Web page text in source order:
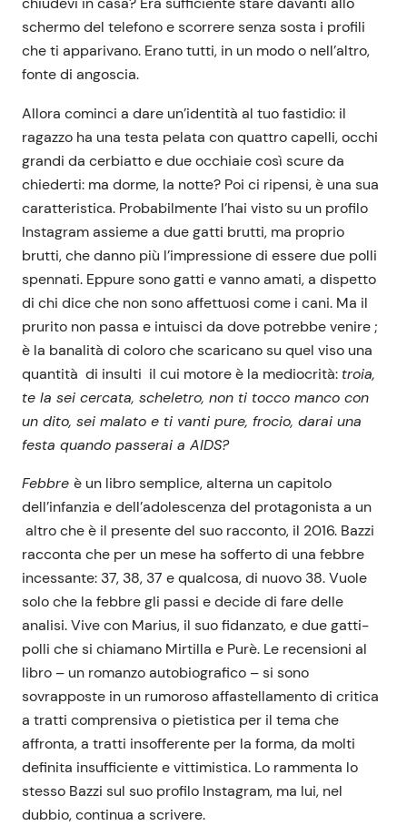
schermo del telefono e scorrere senza sosta i profili
che ti apparivano. Erano tutti, in un modo o nell’altro,
fonte di angoscia.
Allora cominci a dare un’identità al tuo fastidio: il
ragazzo ha una testa pelata con quattro capelli, occhi
grandi da cerbiatto e due occhiaie così scure da
chiederti: ma dorme, la notte? Poi ci ripensi, è una sua
caratteristica. Probabilmente l’hai visto su un profilo
Instagram assieme a due gatti brutti, ma proprio
brutti, che danno più l’impressione di essere due polli
spennati. Eppure sono gatti e vanno amati, a dispetto
di chi dice che non sono affettuosi come i cani. Ma il
prurito non passa e intuisci da dove potrebbe venire ;
è la banalità di coloro che scaricano su quel viso una
quantità di insulti il cui motore è la mediocrità: troia,
te la sei cercata, scheletro, non ti tocco manco con
un dito, sei malato e ti vanti pure, frocio, darai una
festa quando passerai a AIDS?
Febbre è un libro semplice, alterna un capitolo
dell’infanzia e dell’adolescenza del protagonista a un
altro che è il presente del suo racconto, il 2016. Bazzi
racconta che per un mese ha sofferto di una febbre
incessante: 37, 38, 37 e qualcosa, di nuovo 38. Vuole
solo che la febbre gli passi e decide di fare delle
analisi. Vive con Marius, il suo fidanzato, e due gatti-
polli che si chiamano Mirtilla e Purè. Le recensioni al
libro – un romanzo autobiografico – si sono
sovrapposte in un rumoroso affastellamento di critica
a tratti comprensiva o pietistica per il tema che
affronta, a tratti insofferente per la forma, da molti
definita insufficiente e vittimistica. Lo rammenta lo
stesso Bazzi sul suo profilo Instagram, ma lui, nel
dubbio, continua a scrivere.